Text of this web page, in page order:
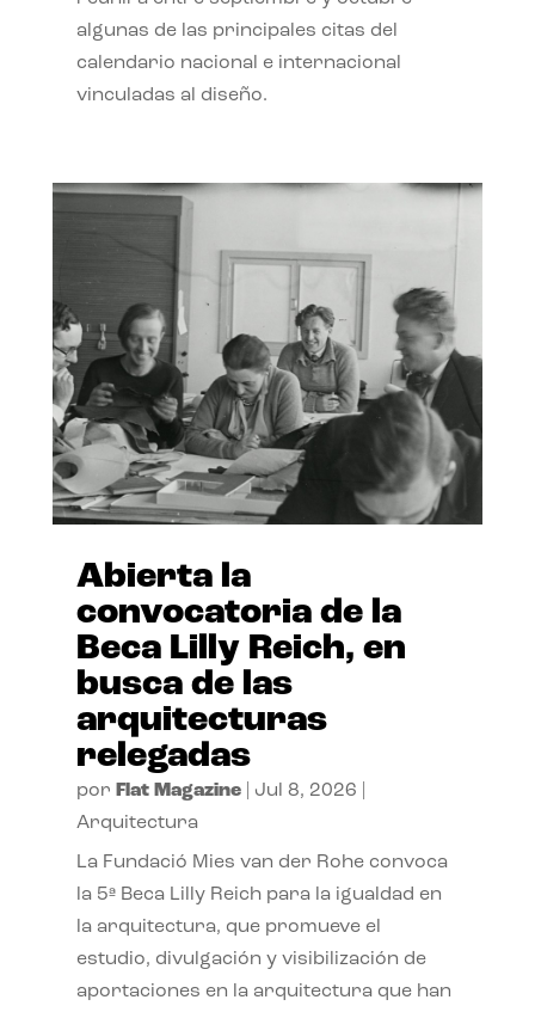
algunas de las principales citas del
calendario nacional e internacional
vinculadas al diseño.
Abierta la
convocatoria de la
Beca Lilly Reich, en
busca de las
arquitecturas
relegadas
por Flat Magazine| Jul 8, 2026
Arquitectura
La Fundació Mies van der Rohe convoca
la 5ª Beca Lilly Reich para la igualdad en
la arquitectura, que promueve el
estudio, divulgación y visibilización de
aportaciones en la arquitectura que han